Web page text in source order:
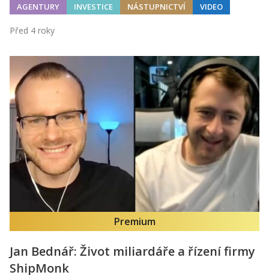
AGENTURY INVESTICE NÁSTUPNICTVÍ VIDEO
Před 4 roky
Premium
Jan Bednář: Život miliardáře a řízení firmy
ShipMonk